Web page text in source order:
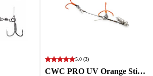
5.0 (3)
CWC PRO UV Orange Stinger Stainless Steel - flera storlekar